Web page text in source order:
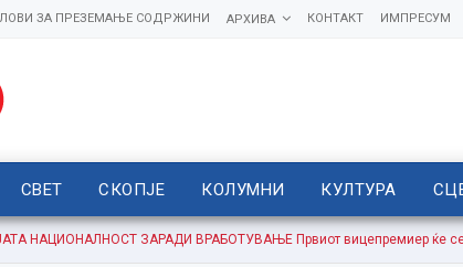
ИМПРЕСУМ
КОНТАКТ
АРХИВА
ЗА ПРЕЗЕМАЊЕ СОДРЖИНИ
СВЕТ СКОПЈЕ КОЛУМНИ КУЛТУРА
НАЦИОНАЛНОСТ ЗАРАДИ ВРАБОТУВАЊЕ Првиот вицепремиер ќе се